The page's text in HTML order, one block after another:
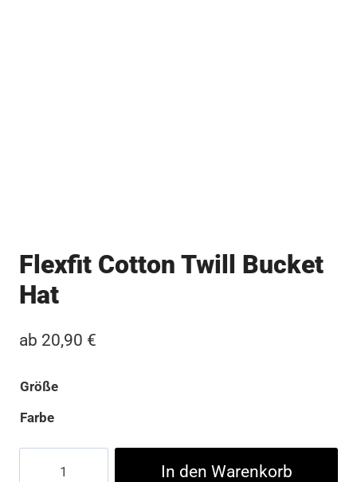
Flexfit Cotton Twill Bucket
Hat
ab 20,90 €
Größe
Farbe
In den Warenkorb